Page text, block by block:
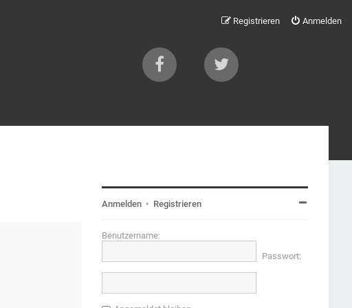
Anmelden
Registrieren
Anmelden • Registrieren
Benutzername:
Passwort: